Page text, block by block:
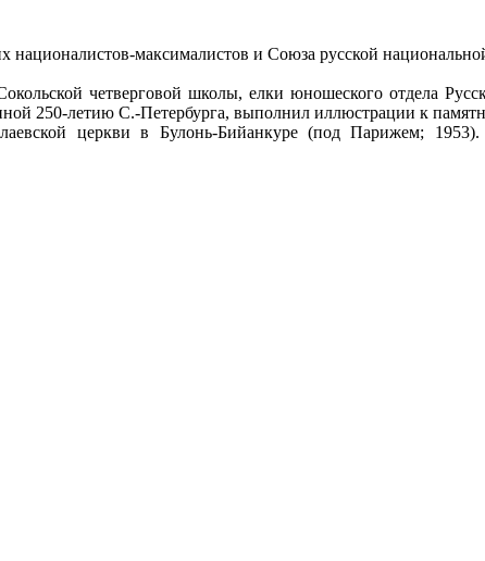
максималистов и Союза русской
четверговой школы, елки юношеского отдела
250-летию С.-Петербурга, выполнил иллюстрации к
церкви в Булонь-Бийанкуре (под Парижем;